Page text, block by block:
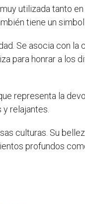
utilizada tanto
tiene un
Se asocia con la
para honrar a los
representa la
relajantes.
culturas. Su
profundos